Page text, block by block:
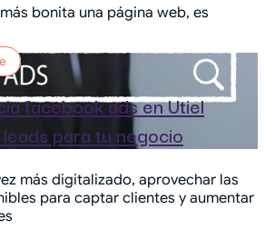
bonita una página web, es
facebook ads en Utiel
para tu negocio
más digitalizado, aprovechar las
para captar clientes y aumentar